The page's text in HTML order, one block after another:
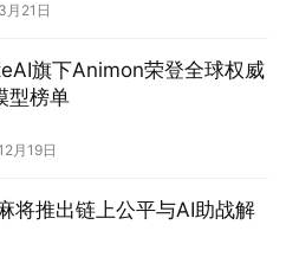
月21日
旗下Animon荣登全球权威
型榜单
月19日
将推出链上公平与AI助战解